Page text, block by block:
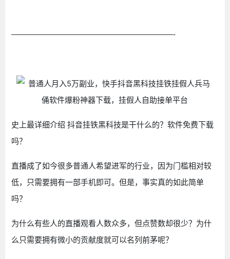
—————————————————————-
史上最详细介绍 抖音挂铁黑科技是干什么的？软件免费下载
吗？
直播成了如今很多普通人希望进军的行业，因为门槛相对较
低，只需要拥有一部手机即可。但是，事实真的如此简单
吗？
为什么有些人的直播观看人数众多，但点赞数却很少？为什
么只需要拥有微小的贡献度就可以名列前茅呢？